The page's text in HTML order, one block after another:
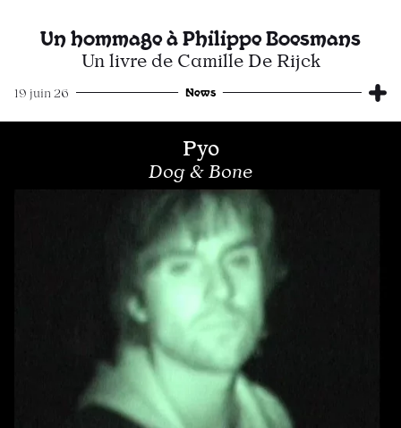
Un hommage à Philippe Boesmans
Un livre de Camille De Rijck
19 juin 26 News
Pyo
Dog & Bone